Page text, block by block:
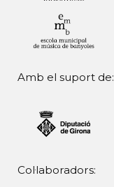
Amb el suport de:
Col·laboradors: